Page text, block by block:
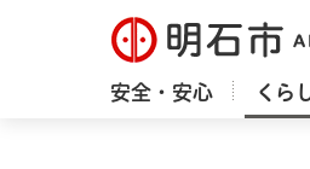
明石市
安全・安心 くら